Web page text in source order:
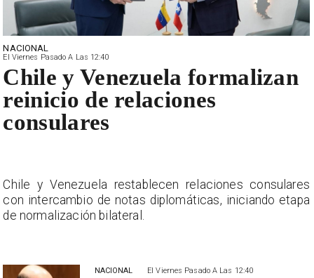
El Viernes Pasado A Las 12:40
NACIONAL
NACIONAL
El Viernes Pasado A Las 12:40
Chile y Venezuela formalizan
reinicio de relaciones
consulares
Chile y Venezuela restablecen relaciones consulares
con intercambio de notas diplomáticas, iniciando etapa
de normalización bilateral.